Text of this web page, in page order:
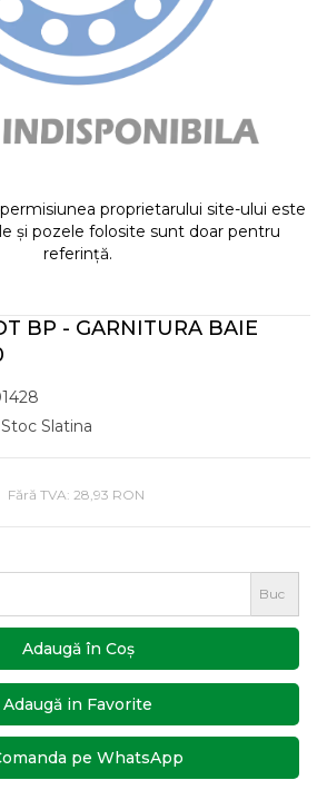
proprietarului site-ului este
și pozele folosite sunt doar pentru
referință.
BP - GARNITURA BAIE
Slatina
Fără TVA: 28,93 RON
Buc
Adaugă în Coş
Adaugă in Favorite
pe WhatsApp